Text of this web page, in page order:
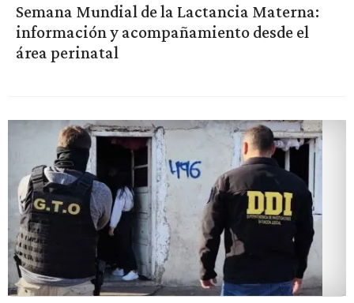
Semana Mundial de la Lactancia Materna:
información y acompañamiento desde el
área perinatal